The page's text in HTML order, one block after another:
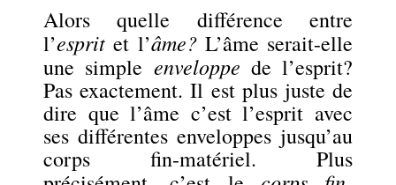
Alors quelle différence entre
l’esprit et l’âme?L’âme serait-elle
une simple enveloppe de l’esprit?
Pas exactement. Il est plus juste de
dire que l’âme c’est l’esprit avec
ses différentes enveloppes jusqu’au
corps fin-matériel. Plus